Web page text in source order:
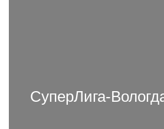
СуперЛига-